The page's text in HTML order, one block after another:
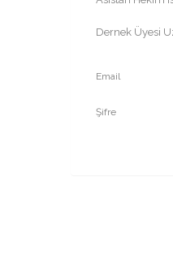
Dernek Üyesi
Email
Şifre